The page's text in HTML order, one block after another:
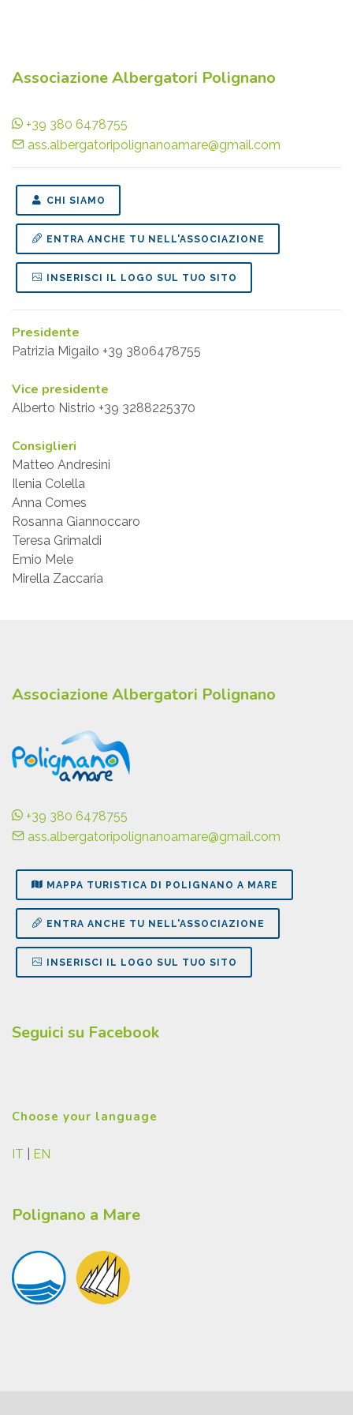
Associazione Albergatori Polignano
+39 380 6478755
ass.albergatoripolignanoamare@gmail.com
CHI SIAMO
ENTRA ANCHE TU NELL'ASSOCIAZIONE
INSERISCI IL LOGO SUL TUO SITO
Presidente
Patrizia Migailo +39 3806478755
Vice presidente
Alberto Nistrio +39 3288225370
Consiglieri
Matteo Andresini
Ilenia Colella
Anna Comes
Rosanna Giannoccaro
Teresa Grimaldi
Emio Mele
Mirella Zaccaria
Associazione Albergatori Polignano
+39 380 6478755
ass.albergatoripolignanoamare@gmail.com
MAPPA TURISTICA DI POLIGNANO A MARE
ENTRA ANCHE TU NELL'ASSOCIAZIONE
INSERISCI IL LOGO SUL TUO SITO
Seguici su Facebook
Choose your language
IT EN
Polignano a Mare